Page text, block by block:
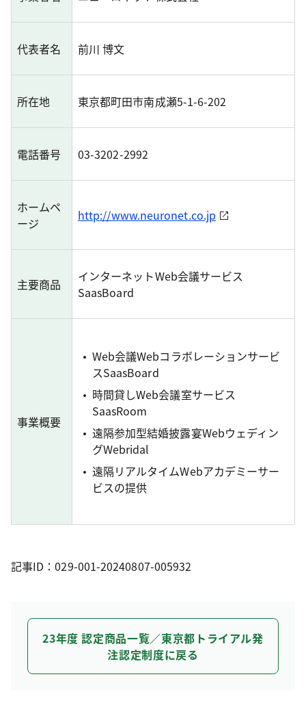
代表者名 前川 博文
所在地 東京都町田市南成瀬5-1-6-202
電話番号 03-3202-2992
ホームペ
ージ
http://www.neuronet.co.jp
主要商品
インターネットWeb会議サービス
SaasBoard
事業概要
Web会議Webコラボレーションサービ
スSaasBoard
時間貸しWeb会議室サービス
SaasRoom
遠隔参加型結婚披露宴Webウェディン
グWebridal
遠隔リアルタイムWebアカデミーサー
ビスの提供
記事ID：029-001-20240807-005932
23年度 認定商品一覧／東京都トライアル発
注認定制度に戻る